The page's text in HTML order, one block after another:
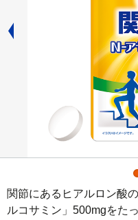
関節にあるヒアルロン酸
ルコサミン」500mgをた